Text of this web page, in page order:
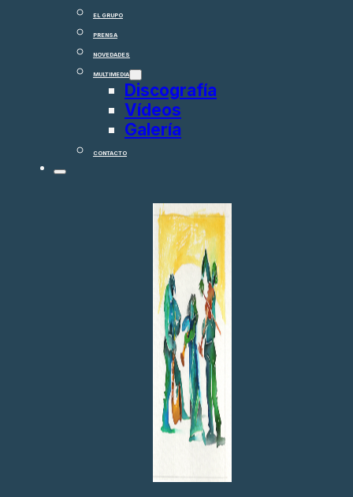
EL GRUPO
PRENSA
NOVEDADES
MULTIMEDIA
Discografía
Vídeos
Galería
CONTACTO